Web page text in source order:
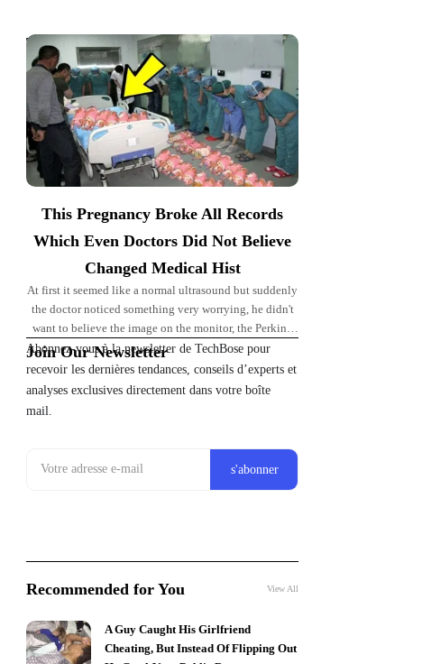
Top Picks for You
This Pregnancy Broke All Records
Which Even Doctors Did Not Believe
Changed Medical Hist
At first it seemed like a normal ultrasound but suddenly
the doctor noticed something very worrying, he didn't
want to believe the image on the monitor, the Perkins'
pregnancy took
Join Our Newsletter
Abonnez-vous à la newsletter de TechBose pour
recevoir les dernières tendances, conseils d’experts et
analyses exclusives directement dans votre boîte
mail.
Recommended for You View All
A Guy Caught His Girlfriend
Cheating, But Instead Of Flipping Out